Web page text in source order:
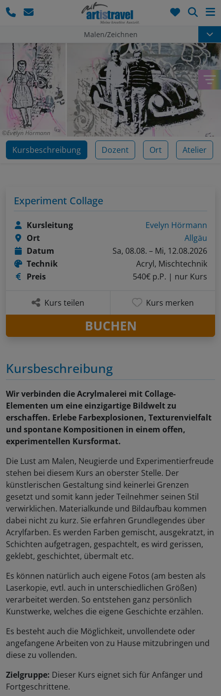
Malen/Zeichnen
Evelyn Hörmann
Kursbeschreibung Dozent Ort Atelier
Kursbeschreibung
Wir verbinden die Acrylmalerei mit Collage-
Elementen um eine einzigartige Bildwelt zu
erschaffen. Erlebe Farbexplosionen, Texturenvielfalt
und spontane Kompositionen in einem offen,
experimentellen Kursformat.
Die Lust am Malen, Neugierde und Experimentierfreude
stehen bei diesem Kurs an oberster Stelle. Der
künstlerischen Gestaltung sind keinerlei Grenzen
gesetzt und somit kann jeder Teilnehmer seinen Stil
verwirklichen. Materialkunde und Bildaufbau kommen
dabei nicht zu kurz. Sie erfahren Grundlegendes über
Acrylfarben. Es werden Farben gemischt, ausgekratzt, in
Schichten aufgetragen, gespachtelt, es wird gerissen,
geklebt, geschichtet, übermalt etc.
Es können natürlich auch eigene Fotos (am besten als
Laserkopie, evtl. auch in unterschiedlichen Größen)
verarbeitet werden. So entstehen ganz persönlich
Kunstwerke, welches die eigene Geschichte erzählen.
Es besteht auch die Möglichkeit, unvollendete oder
angefangene Arbeiten von zu Hause mitzubringen und
diese zu vollenden.
Zielgruppe: Dieser Kurs eignet sich für Anfänger und
Fortgeschrittene.
Experiment Collage
Kursleitung
Evelyn Hörmann
Ort
Allgäu
Datum
Sa, 08.08. – Mi, 12.08.2026
Technik
Acryl, Mischtechnik
Preis
540€ p.P. | nur Kurs
Kurs teilen Kurs merken
BUCHEN